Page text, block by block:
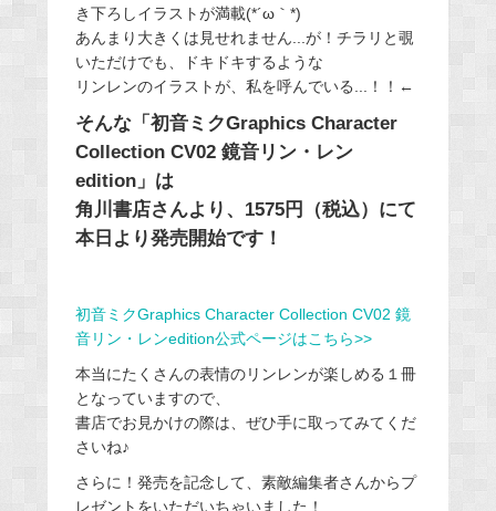
き下ろしイラストが満載(*´ω｀*)
あんまり大きくは見せれません...が！チラリと覗
いただけでも、ドキドキするような
リンレンのイラストが、私を呼んでいる...！！←
そんな「初音ミクGraphics Character
Collection CV02 鏡音リン・レン
edition」は
角川書店さんより、1575円（税込）にて
本日より発売開始です！
初音ミクGraphics Character Collection CV02 鏡
音リン・レンedition公式ページはこちら>>
本当にたくさんの表情のリンレンが楽しめる１冊
となっていますので、
書店でお見かけの際は、ぜひ手に取ってみてくだ
さいね♪
さらに！発売を記念して、素敵編集者さんからプ
レゼントをいただいちゃいました！